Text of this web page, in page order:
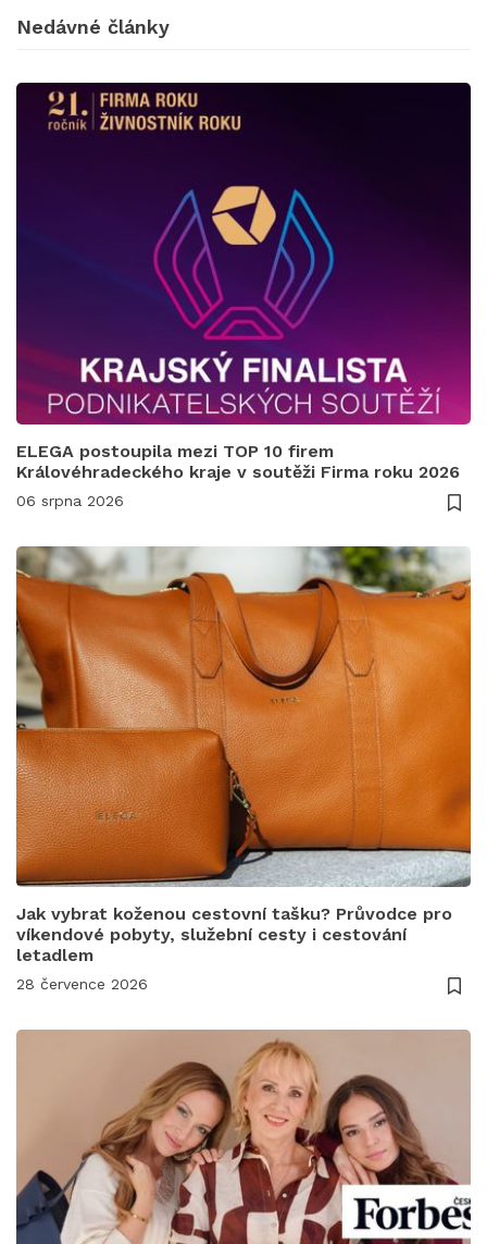
Nedávné články
ELEGA postoupila mezi TOP 10 firem
Královéhradeckého kraje v soutěži Firma roku 2026
06 srpna 2026
Jak vybrat koženou cestovní tašku? Průvodce pro
víkendové pobyty, služební cesty i cestování
letadlem
28 července 2026